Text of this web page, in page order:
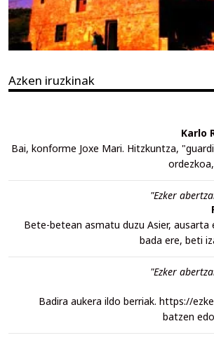
Azken iruzkinak
Karlo
Bai, konforme Joxe Mari. Hitzkuntza,
"Ezker
Bete-betean asmatu duzu Asier, ausarta
bada ere, beti
"Ezker
Badira aukera ildo berriak. https://
batzen